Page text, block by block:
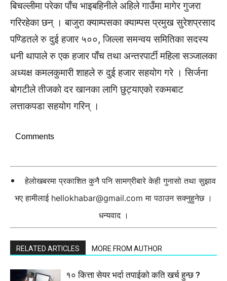
बिचल्लीमा परेका पाँच भाइबहिनीले अहिले गाउँमा मागेर गुजरा
गरिरहेका छन् । बाजुरा क्याम्पसका क्याम्पस प्रमुख सुरेशप्रसाद
पण्डितले रु दुई हजार ५००, जिल्ला समन्वय समितिका सदस्य
धनी थापाले रु एक हजार पाँच तथा अन्तरपार्टी महिला सञ्जालका
अध्यक्ष कमलकुमारी शाहले रु दुई हजार सहयोग गरे । सिर्जना
बोगटीले तीजको दर खानका लागि छुट्याएको रकमबाट
लत्ताकपडा सहयोग गरिन् ।
Comments
हेलोखबरमा प्रकाशित कुनै पनि सामग्रीबारे केही गुनासो तथा सुझाव
भए हामीलाई hellokhabar@gmail.com मा पठाउन सक्नुहुनेछ ।
धन्यवाद ।
RELATED ARTICLES MORE FROM AUTHOR
१० कित्ता सेयर भर्दा तपाईको कति खर्च हुन्छ ?